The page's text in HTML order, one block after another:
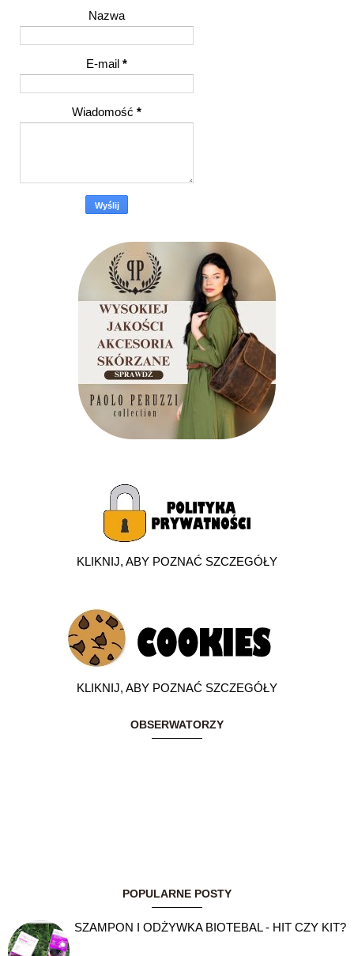
Nazwa
E-mail *
Wiadomość *
KLIKNIJ, ABY POZNAĆ SZCZEGÓŁY
KLIKNIJ, ABY POZNAĆ SZCZEGÓŁY
OBSERWATORZY
POPULARNE POSTY
SZAMPON I ODŻYWKA BIOTEBAL - HIT CZY KIT?